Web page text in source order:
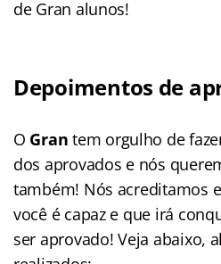
de Gran alunos!
Depoimentos de
O Gran tem orgulho de
dos aprovados e nós
também! Nós acreditamos
você é capaz e que irá
ser aprovado! Veja abaixo,